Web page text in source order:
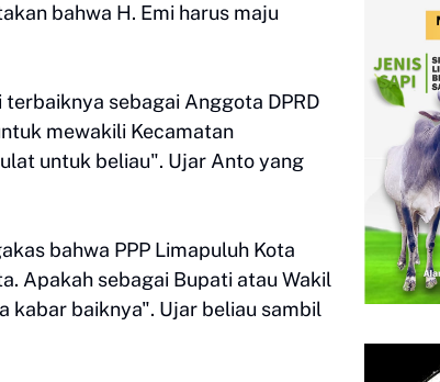
bahwa H. Emi harus maju
sebagai Anggota DPRD
mewakili Kecamatan
untuk beliau". Ujar Anto yang
bahwa PPP Limapuluh Kota
Apakah sebagai Bupati atau Wakil
kabar baiknya". Ujar beliau sambil